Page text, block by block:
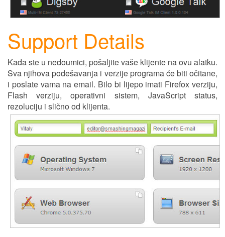
Support Details
Kada ste u nedoumici, pošaljite vaše klijente na ovu alatku.
Sva njihova podešavanja i verzije programa će biti očitane,
i poslate vama na email. Bilo bi lijepo imati Firefox verziju,
Flash verziju, operativni sistem, JavaScript status,
rezoluciju i slično od klijenta.